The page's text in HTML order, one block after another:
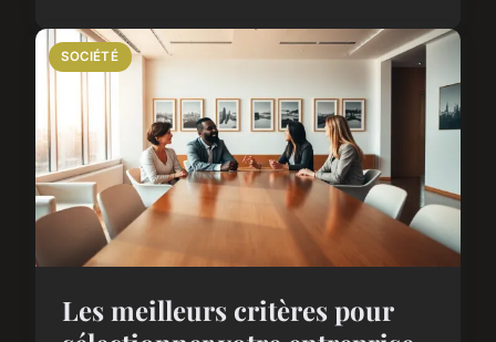
SOCIÉTÉ
Les meilleurs critères pour